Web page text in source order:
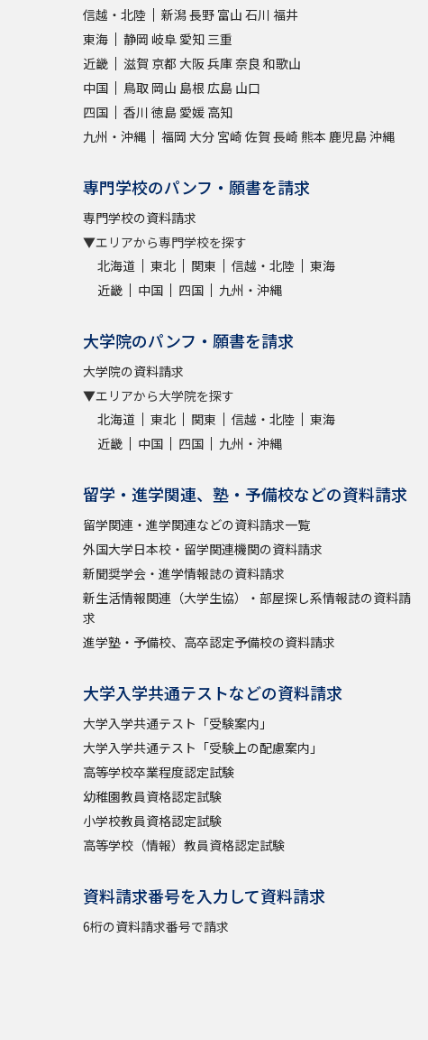
信越・北陸
新潟長野 富山 石川 福井
東海
静岡 岐阜 愛知 三重
近畿
滋賀 京都 大阪兵庫奈良 和歌山
中国
鳥取 岡山 島根 広島 山口
四国
香川 徳島 愛媛 高知
九州・沖縄
福岡 大分 宮崎 佐賀 長崎 熊本 鹿児島沖縄
専門学校のパンフ・願書を請求
専門学校の資料請求
▼エリアから専門学校を探す
北海道
東北 関東 信越・北陸
東海
近畿
中国 四国 九州・沖縄
大学院のパンフ・願書を請求
大学院の資料請求
▼エリアから大学院を探す
北海道
東北 関東 信越・北陸
東海
近畿
中国 四国 九州・沖縄
留学・進学関連、塾・予備校などの資料請求
留学関連・進学関連などの資料請求一覧
外国大学日本校・留学関連機関の資料請求
新聞奨学会・進学情報誌の資料請求
新生活情報関連（大学生協）・部屋探し系情報誌の資料請
求
進学塾・予備校、高卒認定予備校の資料請求
大学入学共通テストなどの資料請求
大学入学共通テスト「受験案内」
大学入学共通テスト「受験上の配慮案内」
高等学校卒業程度認定試験
幼稚園教員資格認定試験
小学校教員資格認定試験
高等学校（情報）教員資格認定試験
資料請求番号を入力して資料請求
6桁の資料請求番号で請求